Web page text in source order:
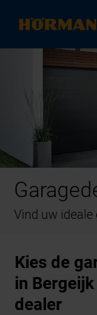
Vind uw ideale
Kies de
in
dealer